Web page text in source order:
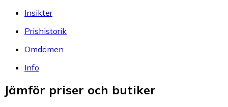
Insikter
Prishistorik
Omdömen
Info
Jämför priser och butiker